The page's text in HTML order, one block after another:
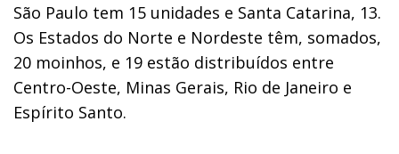
São Paulo tem 15 unidades e Santa Catarina, 13.
Os Estados do Norte e Nordeste têm, somados,
20 moinhos, e 19 estão distribuídos entre
Centro-Oeste, Minas Gerais, Rio de Janeiro e
Espírito Santo.